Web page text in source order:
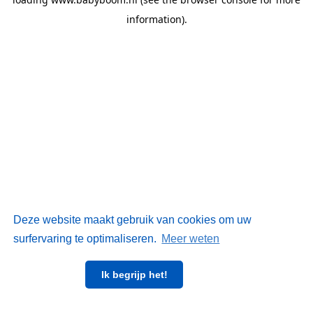
Deze website maakt gebruik van cookies om uw
surfervaring te optimaliseren. Meer weten
Ik begrijp het!
information).